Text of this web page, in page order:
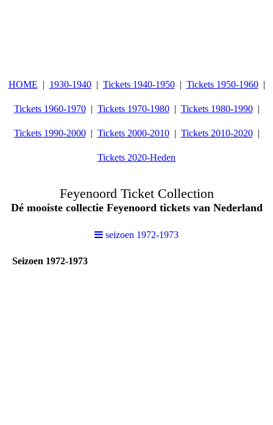
HOME 1930-1940 Tickets 1940-1950 Tickets 1950-1960
Tickets 1960-1970 Tickets 1970-1980 Tickets 1980-1990
Tickets 1990-2000 Tickets 2000-2010 Tickets 2010-2020
Tickets 2020-Heden
Feyenoord Ticket Collection
Dé mooiste collectie Feyenoord tickets van Nederland
seizoen 1972-1973
Seizoen 1972-1973